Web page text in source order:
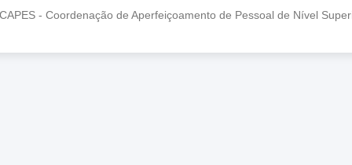
- Coordenação de Aperfeiçoamento de Pessoal de Nível